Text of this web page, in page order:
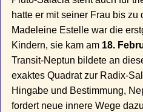
hatte er mit seiner Frau bis zu
Madeleine Estelle war die
Kindern, sie kam am 18.
Transit-Neptun bildete an
exaktes Quadrat zur Radix-
Hingabe und Bestimmung,
fordert neue innere Wege